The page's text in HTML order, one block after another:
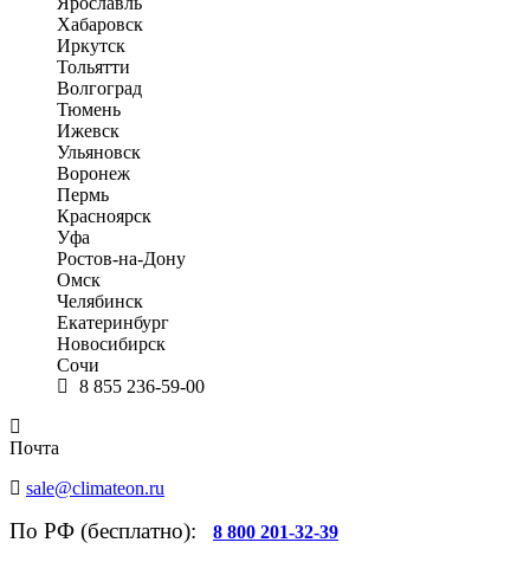
Хабаровск
Иркутск
Тольятти
Волгоград
Тюмень
Ижевск
Ульяновск
Воронеж
Пермь
Красноярск
Уфа
Ростов-на-Дону
Омск
Челябинск
Екатеринбург
Новосибирск
Сочи
8 855 236-59-00
Почта
sale@climateon.ru
По РФ (бесплатно): 8 800 201-32-39